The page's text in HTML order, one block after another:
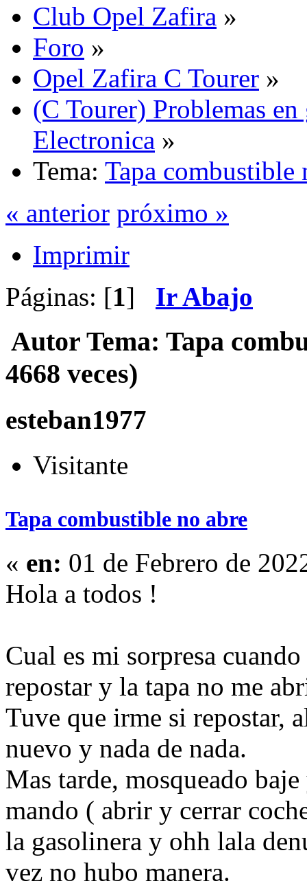
Club Opel Zafira »
Foro »
Opel Zafira C Tourer »
(C Tourer) Problemas
Electronica »
Tema: Tapa combustible
« anterior próximo »
Imprimir
Páginas: [1] Ir Abajo
Autor Tema: Tapa
4668 veces)
esteban1977
Visitante
Tapa combustible no abre
« en: 01 de Febrero de
Hola a todos !
Cual es mi sorpresa
repostar y la tapa no me
Tuve que irme si repostar,
nuevo y nada de nada.
Mas tarde, mosqueado
mando ( abrir y cerrar
la gasolinera y ohh lala
vez no hubo manera.